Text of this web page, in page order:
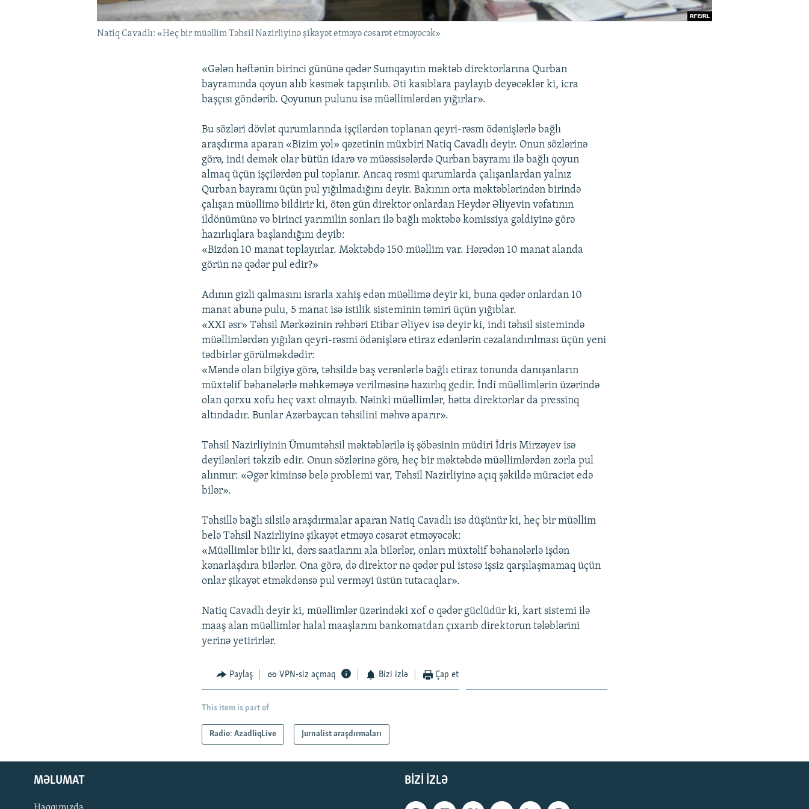
Natiq Cavadlı: «Heç bir müəllim Təhsil Nazirliyinə şikayət etməyə cəsarət etməyəcək»
«Gələn həftənin birinci gününə qədər Sumqayıtın məktəb direktorlarına Qurban
bayramında qoyun alıb kəsmək tapşırılıb. Əti kasıblara paylayıb deyəcəklər ki, icra
başçısı göndərib. Qoyunun pulunu isə müəllimlərdən yığırlar».
Bu sözləri dövlət qurumlarında işçilərdən toplanan qeyri-rəsm ödənişlərlə bağlı
araşdırma aparan «Bizim yol» qəzetinin müxbiri Natiq Cavadlı deyir. Onun sözlərinə
görə, indi demək olar bütün idarə və müəssisələrdə Qurban bayramı ilə bağlı qoyun
almaq üçün işçilərdən pul toplanır. Ancaq rəsmi qurumlarda çalışanlardan yalnız
Qurban bayramı üçün pul yığılmadığını deyir. Bakının orta məktəblərindən birində
çalışan müəllimə bildirir ki, ötən gün direktor onlardan Heydər Əliyevin vəfatının
ildönümünə və birinci yarımilin sonları ilə bağlı məktəbə komissiya gəldiyinə görə
hazırlıqlara başlandığını deyib:
«Bizdən 10 manat toplayırlar. Məktəbdə 150 müəllim var. Hərədən 10 manat alanda
görün nə qədər pul edir?»
Adının gizli qalmasını israrla xahiş edən müəllimə deyir ki, buna qədər onlardan 10
manat abunə pulu, 5 manat isə istilik sisteminin təmiri üçün yığıblar.
«XXI əsr» Təhsil Mərkəzinin rəhbəri Etibar Əliyev isə deyir ki, indi təhsil sistemində
müəllimlərdən yığılan qeyri-rəsmi ödənişlərə etiraz edənlərin cəzalandırılması üçün yeni
tədbirlər görülməkdədir:
«Məndə olan bilgiyə görə, təhsildə baş verənlərlə bağlı etiraz tonunda danışanların
müxtəlif bəhanələrlə məhkəməyə verilməsinə hazırlıq gedir. İndi müəllimlərin üzərində
olan qorxu xofu heç vaxt olmayıb. Nəinki müəllimlər, hətta direktorlar da pressinq
altındadır. Bunlar Azərbaycan təhsilini məhvə aparır».
Təhsil Nazirliyinin Ümumtəhsil məktəblərilə iş şöbəsinin müdiri İdris Mirzəyev isə
deyilənləri təkzib edir. Onun sözlərinə görə, heç bir məktəbdə müəllimlərdən zorla pul
alınmır: «Əgər kiminsə belə problemi var, Təhsil Nazirliyinə açıq şəkildə müraciət edə
bilər».
Təhsillə bağlı silsilə araşdırmalar aparan Natiq Cavadlı isə düşünür ki, heç bir müəllim
belə Təhsil Nazirliyinə şikayət etməyə cəsarət etməyəcək:
«Müəllimlər bilir ki, dərs saatlarını ala bilərlər, onları müxtəlif bəhanələrlə işdən
kənarlaşdıra bilərlər. Ona görə, də direktor nə qədər pul istəsə işsiz qarşılaşmamaq üçün
onlar şikayət etməkdənsə pul verməyi üstün tutacaqlar».
Natiq Cavadlı deyir ki, müəllimlər üzərindəki xof o qədər güclüdür ki, kart sistemi ilə
maaş alan müəllimlər halal maaşlarını bankomatdan çıxarıb direktorun tələblərini
yerinə yetirirlər.
Paylaş VPN-siz açmaq Bizi izlə Çap et
This item is part of
Radio: AzadliqLive Jurnalist araşdırmaları
BIZI IZLƏ
MƏLUMAT